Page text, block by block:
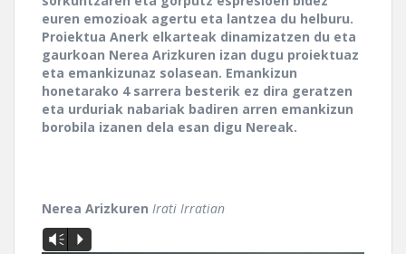
euren emozioak agertu eta lantzea du helburu.
Proiektua Anerk elkarteak dinamizatzen du eta
gaurkoan Nerea Arizkuren izan dugu proiektuaz
eta emankizunaz solasean. Emankizun
honetarako 4 sarrera besterik ez dira geratzen
eta urduriak nabariak badiren arren emankizun
borobila izanen dela esan digu Nereak.
Nerea Arizkuren Irati Irratian
Vm P